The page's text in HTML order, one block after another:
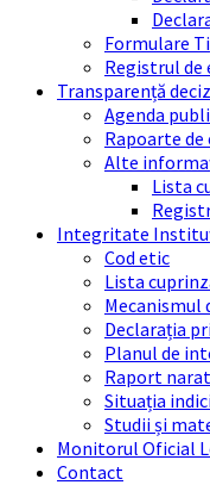
Formulare
Registrul de
Transparență
Agenda
Rapoarte
Alte
Lista
Integritate
Cod etic
Lista
Mecanismul
Declarația
Planul de
Raport
Situația
Studii și
Monitorul Oficial
Contact